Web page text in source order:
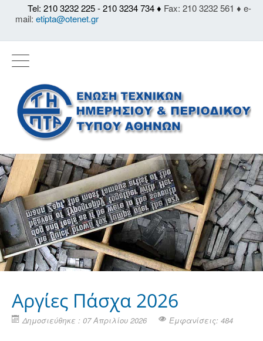
Tel: 210 3232 225 - 210 3234 734 ♦ Fax: 210 3232 561 ♦ e-
mail: etipta@otenet.gr
Aργίες Πάσχα 2026
Δημοσιεύθηκε : 07 Απριλίου 2026 Εμφανίσεις: 484